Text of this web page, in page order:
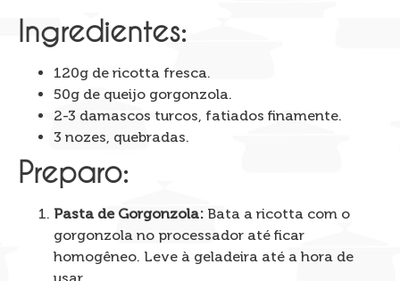
Ingredientes:
120g de ricotta fresca.
50g de queijo gorgonzola.
2-3 damascos turcos, fatiados finamente.
3 nozes, quebradas.
Preparo:
Pasta de Gorgonzola: Bata a ricotta com o
gorgonzola no processador até ficar
homogêneo. Leve à geladeira até a hora de
usar.